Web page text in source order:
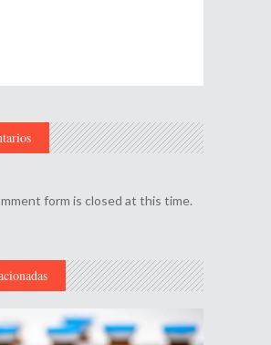
form is closed at this time.